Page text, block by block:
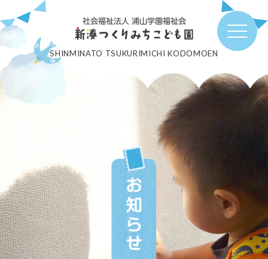
社会福祉法人 浦山学園福祉会
SHINMINATO TSUKURIMICHI KODOMOEN
お知らせ